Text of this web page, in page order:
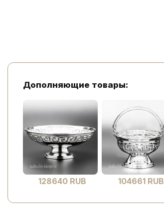
Дополняющие товары:
128640 RUB 104661 RUB